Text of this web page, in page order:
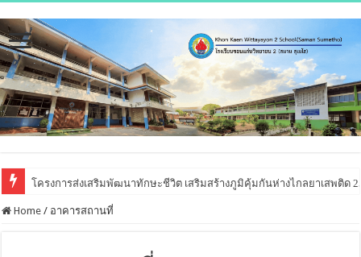
โครงการส่งเสริมพัฒนาทักษะชีวิต เสริมสร้างภูมิคุ้มกันห่างไกลยาเสพติด
Home / อาคารสถานที่